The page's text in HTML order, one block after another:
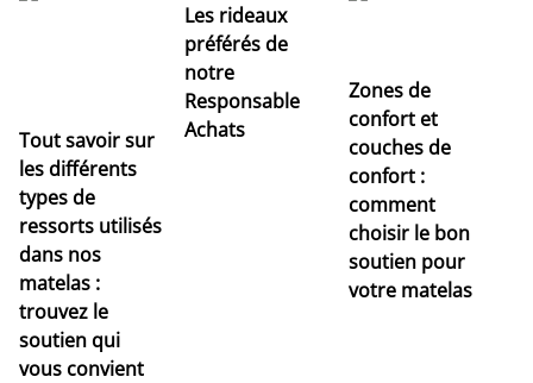
Tout savoir sur
les différents
types de
ressorts utilisés
dans nos
matelas :
trouvez le
soutien qui
vous convient
Les rideaux
préférés de
notre
Responsable
Achats
Zones de
confort et
couches de
confort :
comment
choisir le bon
soutien pour
votre matelas